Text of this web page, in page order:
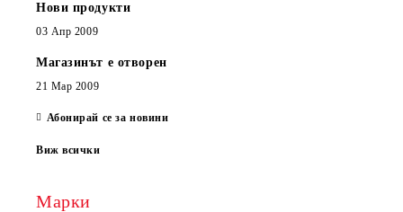
Нови продукти
03 Апр 2009
Магазинът е отворен
21 Мар 2009
Абонирай се за новини
Виж всички
Марки